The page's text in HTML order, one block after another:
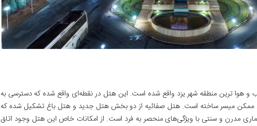
آب و هوا ترین منطقه شهر یزد واقع شده است. این هتل در نقطه‌ای واقع شده که دسترسی به
ممکن میسر ساخته است. هتل صفائیه از دو بخش هتل جدید و هتل باغ تشکیل شده که
مدرن و سنتی با ویژگی‌های منحصر به فرد است. از امکانات خاص این هتل وجود اتاق